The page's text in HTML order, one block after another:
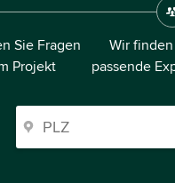
Sie Fragen
Projekt
Wir
passende